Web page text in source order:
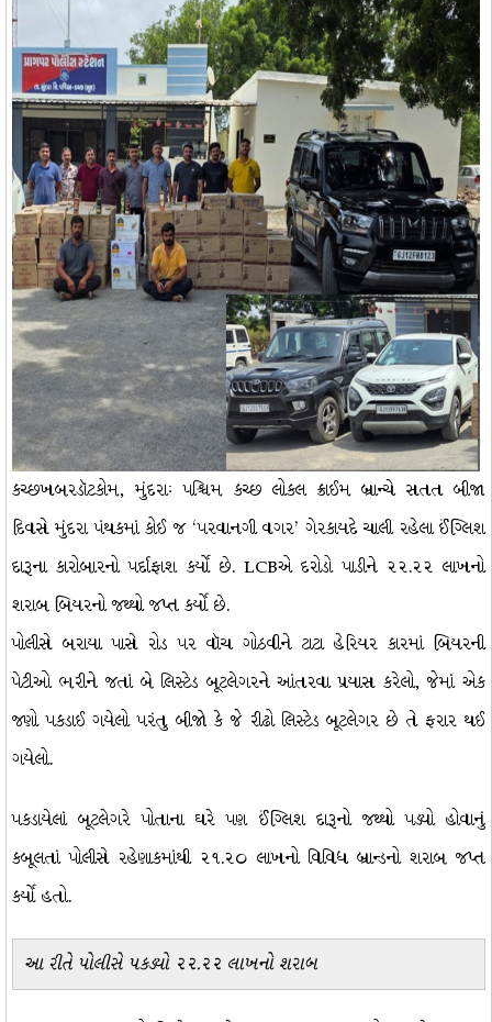
કચ્છખબરડૉટકોમ, મુંદરાઃ પશ્ચિમ કચ્છ લોકલ ક્રાઈમ બ્રાન્ચે સતત બીજા
દિવસે મુંદરા પંથકમાં કોઈ જ ‘પરવાનગી વગર’ ગેરકાયદે ચાલી રહેલા ઈંગ્લિશ
દારૂના કારોબારનો પર્દાફાશ કર્યો છે. LCBએ દરોડો પાડીને ૨૨.૨૨ લાખનો
શરાબ બિયરનો જથ્થો જપ્ત કર્યો છે.
પોલીસે બરાયા પાસે રોડ પર વૉચ ગોઠવીને ટાટા હેરિયર કારમાં બિયરની
પેટીઓ ભરીને જતાં બે લિસ્ટેડ બૂટલેગરને આંતરવા પ્રયાસ કરેલો, જેમાં એક
જણો પકડાઈ ગયેલો પરંતુ બીજો કે જે રીઢો લિસ્ટેડ બૂટલેગર છે તે ફરાર થઈ
ગયેલો.
પકડાયેલાં બૂટલેગરે પોતાના ઘરે પણ ઈંગ્લિશ દારૂનો જથ્થો પડ્યો હોવાનું
કબૂલતાં પોલીસે રહેણાકમાંથી ૨૧.૨૦ લાખનો વિવિધ બ્રાન્ડનો શરાબ જપ્ત
કર્યો હતો.
આ રીતે પોલીસે પકડ્યો ૨૨.૨૨ લાખનો શરાબ